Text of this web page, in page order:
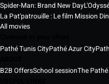
Spider-Man: Brand New Day
La Pat'patrouille : Le film Mission
All movies
Pathé Tunis CityPathé Azur City
B2B OffersSchool sessionThe